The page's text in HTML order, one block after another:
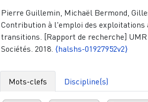
Pierre Guillemin, Michaël Bermond,
Contribution à l'emploi des exploitations
transitions. [Rapport de recherche] UMR
Sociétés. 2018. ⟨halshs-01927952v2⟩
Mots-clefs Discipline(s)